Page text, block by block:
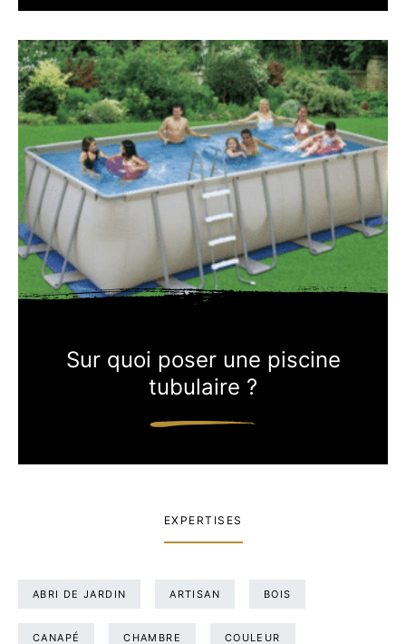
Sur quoi poser une piscine
tubulaire ?
EXPERTISES
ABRI DE JARDIN ARTISAN BOIS
CANAPÉ CHAMBRE COULEUR